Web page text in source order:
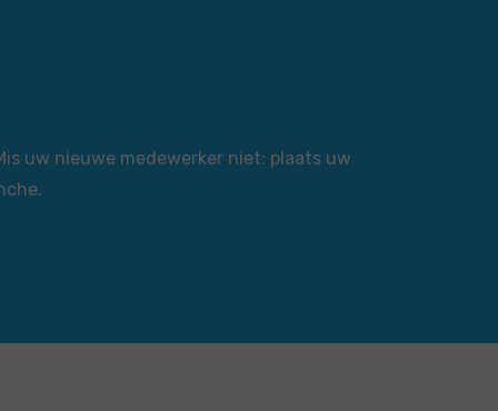
uw nieuwe medewerker niet: plaats uw